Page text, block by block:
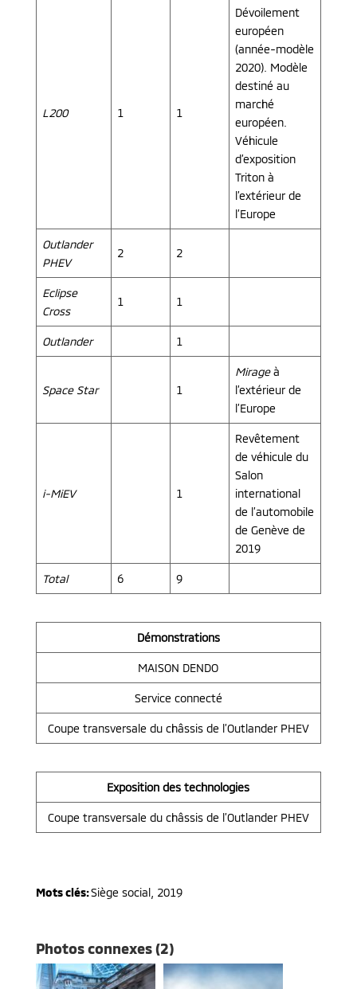
L200 1 1
Dévoilement
européen
(année-modèle
2020). Modèle
destiné au
marché
européen.
Véhicule
d’exposition
Triton à
l’extérieur de
l’Europe
Outlander
PHEV
2 2
Eclipse
Cross
1 1
Outlander 1
Space Star 1
Mirageà
l’extérieur de
l’Europe
i-MiEV 1
Revêtement
de véhicule du
Salon
international
de l’automobile
de Genève de
2019
Total 6 9
Démonstrations
MAISON DENDO
Service connecté
Coupe transversale du châssis de l’Outlander PHEV
Exposition des technologies
Coupe transversale du châssis de l’Outlander PHEV
Mots clés:Siège social, 2019
Photos connexes (2)